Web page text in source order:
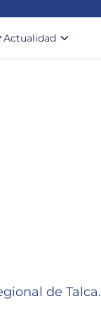
Actualidad
de Talca.